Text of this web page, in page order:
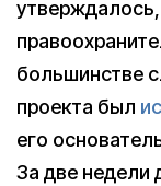
большинстве
проекта был
его
За две недели